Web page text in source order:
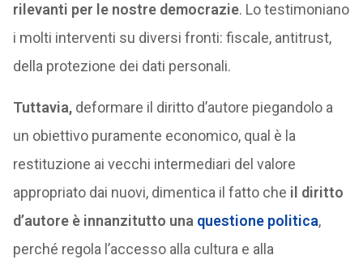
rilevanti per le nostre democrazie. Lo testimoniano
i molti interventi su diversi fronti: fiscale, antitrust,
della protezione dei dati personali.
Tuttavia,deformare il diritto d’autore piegandolo a
un obiettivo puramente economico, qual è la
restituzione ai vecchi intermediari del valore
appropriato dai nuovi, dimentica il fatto che il diritto
d’autore è innanzitutto una questione politica,
perché regola l’accesso alla cultura e alla